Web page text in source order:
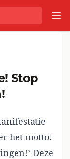
het motto:
Deze